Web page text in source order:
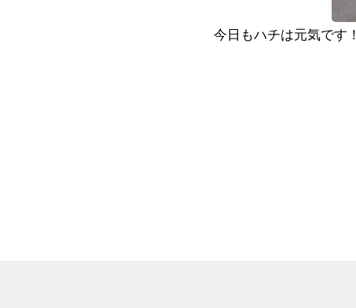
今日もハチは元気です！